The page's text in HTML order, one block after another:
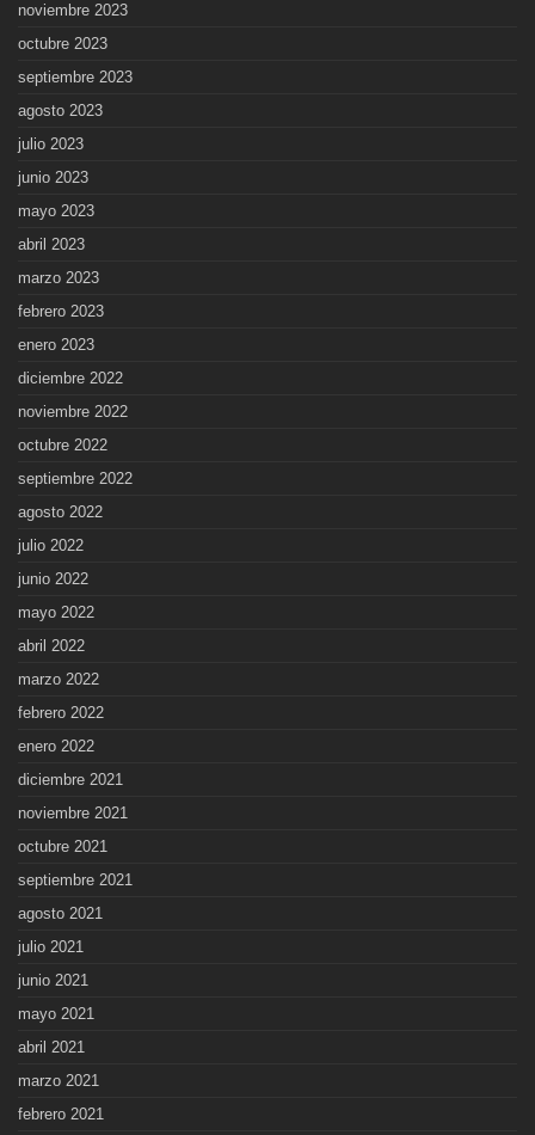
noviembre 2023
octubre 2023
septiembre 2023
agosto 2023
julio 2023
junio 2023
mayo 2023
abril 2023
marzo 2023
febrero 2023
enero 2023
diciembre 2022
noviembre 2022
octubre 2022
septiembre 2022
agosto 2022
julio 2022
junio 2022
mayo 2022
abril 2022
marzo 2022
febrero 2022
enero 2022
diciembre 2021
noviembre 2021
octubre 2021
septiembre 2021
agosto 2021
julio 2021
junio 2021
mayo 2021
abril 2021
marzo 2021
febrero 2021